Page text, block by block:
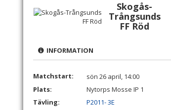
Skogås-
Trångsunds
FF Röd
INFORMATION
Matchstart:
sön 26 april, 14:00
Plats:
Nytorps Mosse IP 1
Tävling:
P2011- 3E